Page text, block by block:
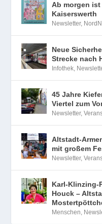
Ab morgen
Kaiserswerth
Newsletter,
Neue
Strecke nach
Infothek,
45 Jahre
Viertel zum
Newsletter,
Altstadt-
mit großem
Newsletter,
Karl-Klinzing-
Houck –
Menschen,